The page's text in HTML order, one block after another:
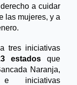
a cuidar
las mujeres, y a
tres iniciativas
estados que
Naranja,
iniciativas